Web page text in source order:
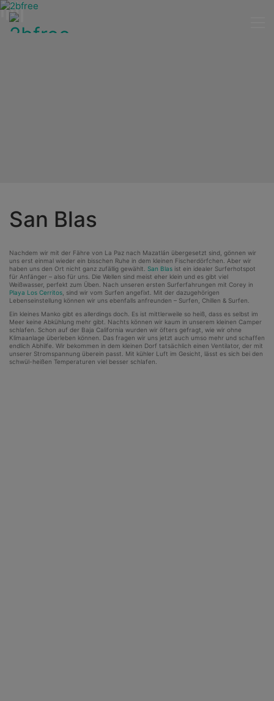
San Blas
Nachdem wir mit der Fähre von La Paz nach Mazatlán übergesetzt sind, gönnen wir
uns erst einmal wieder ein bisschen Ruhe in dem kleinen Fischerdörfchen. Aber wir
haben uns den Ort nicht ganz zufällig gewählt. San Blas ist ein idealer Surferhotspot
für Anfänger – also für uns. Die Wellen sind meist eher klein und es gibt viel
Weißwasser, perfekt zum Üben. Nach unseren ersten Surferfahrungen mit Corey in
Playa Los Cerritos , sind wir vom Surfen angefixt. Mit der dazugehörigen
Lebenseinstellung können wir uns ebenfalls anfreunden – Surfen, Chillen & Surfen.
Ein kleines Manko gibt es allerdings doch. Es ist mittlerweile so heiß, dass es selbst im
Meer keine Abkühlung mehr gibt. Nachts können wir kaum in unserem kleinen Camper
schlafen. Schon auf der Baja California wurden wir öfters gefragt, wie wir ohne
Klimaanlage überleben können. Das fragen wir uns jetzt auch umso mehr und schaffen
endlich Abhilfe. Wir bekommen in dem kleinen Dorf tatsächlich einen Ventilator, der mit
unserer Stromspannung überein passt. Mit kühler Luft im Gesicht, lässt es sich bei den
schwül-heißen Temperaturen viel besser schlafen.